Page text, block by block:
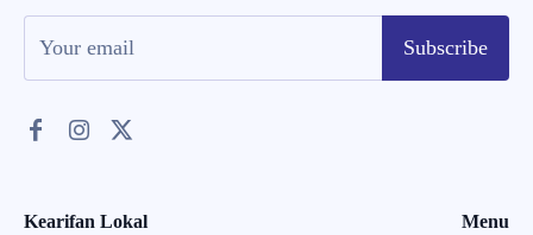
Subscribe
Kearifan Lokal Menu